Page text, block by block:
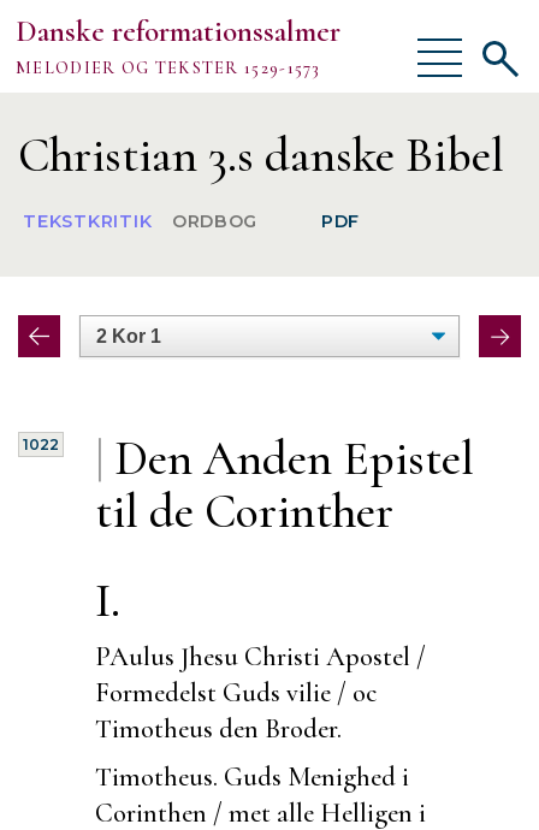
Danske reformationssalmer
MELODIER OG TEKSTER 1529-1573
Vis/skjul
menu
Om
TEKSTER
MELODIER
Vis/
Christian 3.s danske Bibel
TEKSTKRITIK ORDBOG PDF
|
1022 Den Anden Epistel
til de Corinther
I.
PAulus Jhesu Christi Apostel /
Formedelst Guds vilie / oc
Timotheus den Broder.
Timotheus. Guds Menighed i
Corinthen / met alle Helligen i